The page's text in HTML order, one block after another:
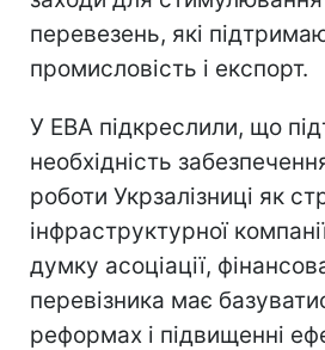
перевезень, які
промисловість і експорт.
У EBA підкреслили, що
необхідність
роботи Укрзалізниці як
інфраструктурної
думку асоціації,
перевізника має
реформах і підвищенні